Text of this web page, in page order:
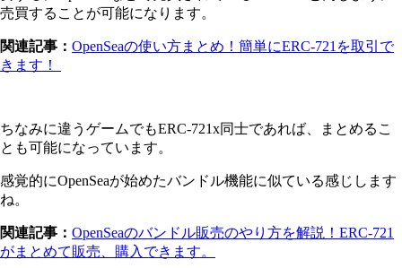
売買することが可能になります。
関連記事： OpenSeaの使い方まとめ！簡単にERC-721を取引で
きます！
ちなみに違うゲームでもERC-721x同士であれば、まとめるこ
とも可能になっています。
感覚的にOpenSeaが始めたバンドル機能に似ている感じします
ね。
関連記事： OpenSeaのバンドル販売のやり方を解説！ERC-721
がまとめて販売、購入できます。